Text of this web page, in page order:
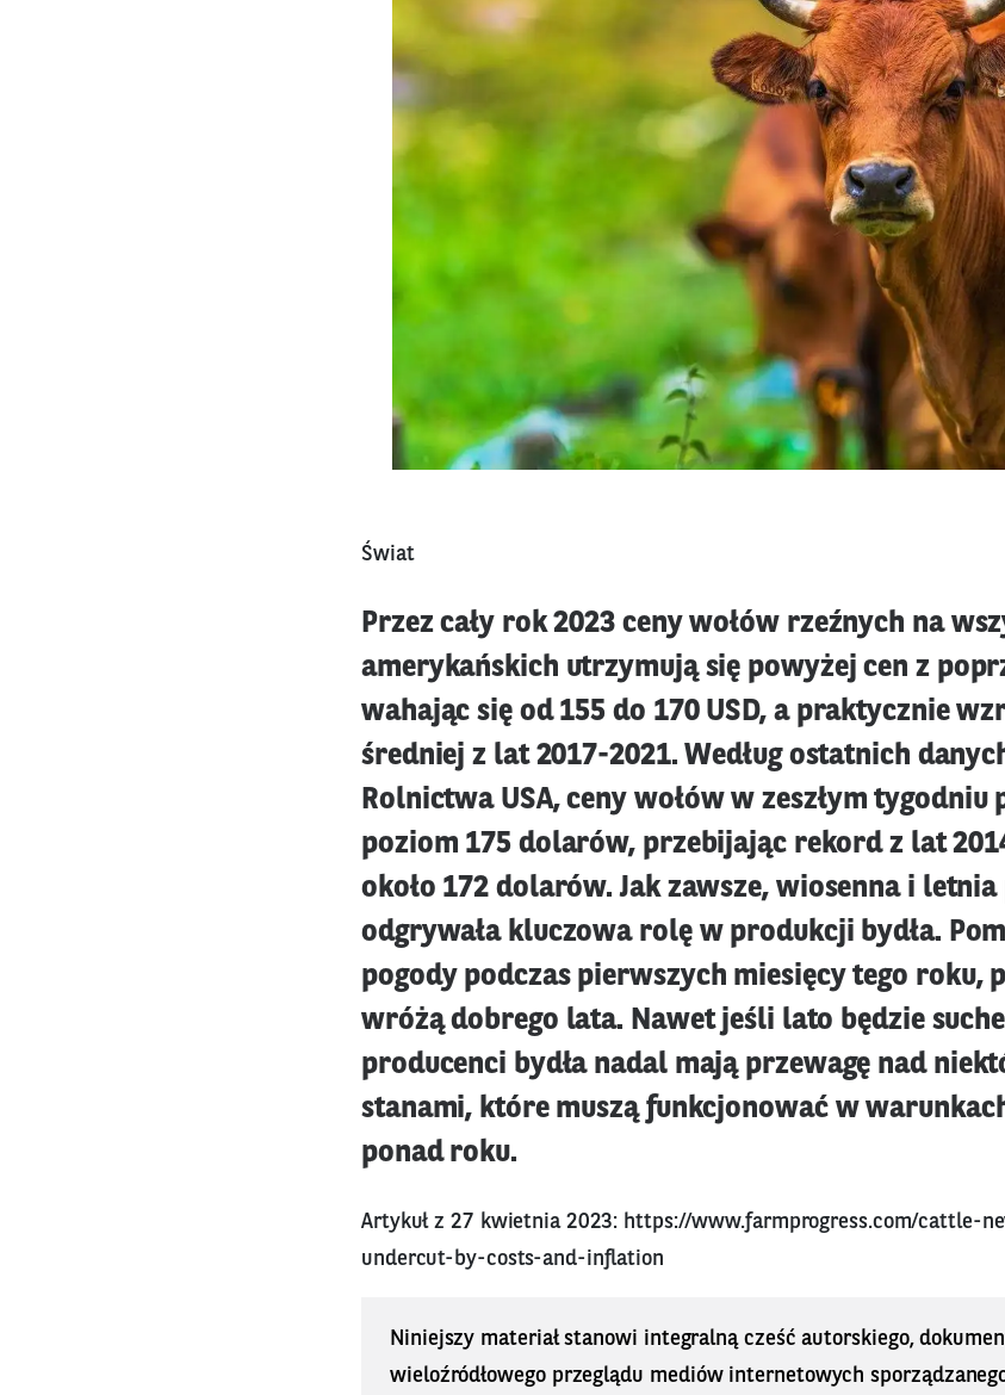
Świat
Przez cały rok 2023 ceny wołów rzeźnych na
amerykańskich utrzymują się powyżej cen z
wahając się od 155 do 170 USD, a praktycznie
średniej z lat 2017-2021. Według ostatnich
Rolnictwa USA, ceny wołów w zeszłym tygodniu
poziom 175 dolarów, przebijając rekord z lat
około 172 dolarów. Jak zawsze, wiosenna i letnia
odgrywała kluczowa rolę w produkcji bydła.
pogody podczas pierwszych miesięcy tego roku,
wróżą dobrego lata. Nawet jeśli lato będzie
producenci bydła nadal mają przewagę nad
stanami, które muszą funkcjonować w
ponad roku.
Artykuł z 27 kwietnia 2023: https://www.farmprogress.com/cattle-
undercut-by-costs-and-inflation
Niniejszy materiał stanowi integralną cześć autorskiego,
wieloźródłowego przeglądu mediów internetowych